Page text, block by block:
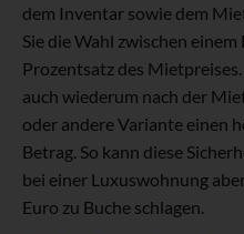
dem Inventar sowie dem
Sie die Wahl zwischen
Prozentsatz des
auch wiederum nach der
oder andere Variante einen
Betrag. So kann diese
bei einer Luxuswohnung
Euro zu Buche schlagen.